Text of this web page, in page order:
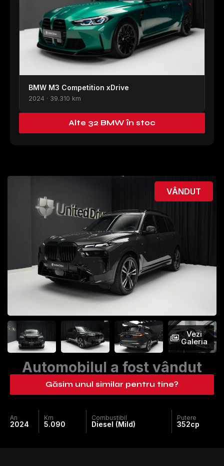
BMW M3 Competition xDrive
2024 · 39.310 km
Alte 32 BMW în stoc
VÂNDUT
Vezi
Galeria
Automobilul a fost vândut
Găsim unul similar pentru tine?
An
2024
Km
5.090
Combustibil
Diesel (Mild)
Putere
352cp